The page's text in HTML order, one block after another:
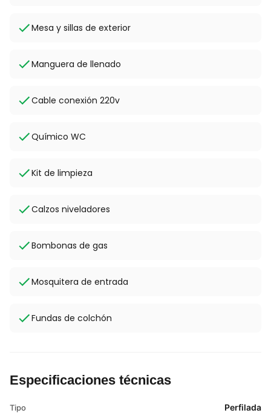
Mesa y sillas de exterior
Manguera de llenado
Cable conexión 220v
Químico WC
Kit de limpieza
Calzos niveladores
Bombonas de gas
Mosquitera de entrada
Fundas de colchón
Especificaciones técnicas
Tipo Perfilada